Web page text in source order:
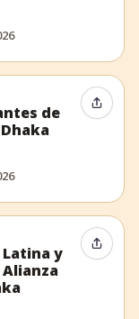
de
Latina y